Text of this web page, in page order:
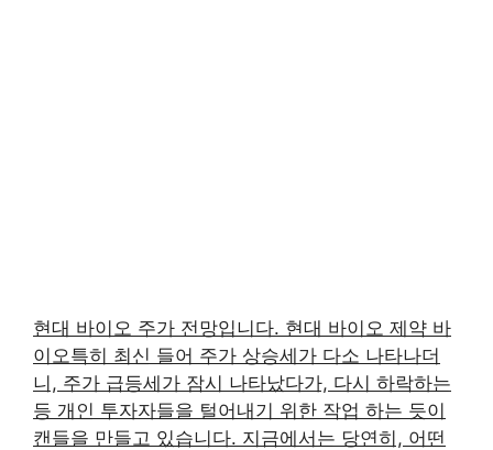
현대 바이오 주가 전망입니다. 현대 바이오 제약 바
이오특히 최신 들어 주가 상승세가 다소 나타나더
니, 주가 급등세가 잠시 나타났다가, 다시 하락하는
등 개인 투자자들을 털어내기 위한 작업 하는 듯이
캔들을 만들고 있습니다. 지금에서는 당연히, 어떤